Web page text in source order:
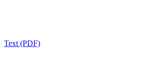
Text (PDF)